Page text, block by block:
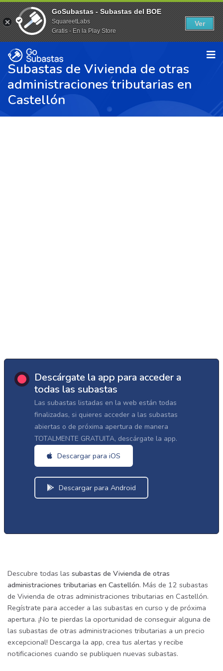
Subastas de Vivienda de otras
administraciones tributarias en
Castellón
Descárgate la app para acceder a
todas las subastas
Las subastas listadas en la web están todas
finalizadas, si quieres acceder a las subastas
abiertas o de próxima apertura de manera
TOTALMENTE GRATUITA, descárgate la app.
Descargar para iOS
Descargar para Android
Descubre todas las subastas de Vivienda de otras
administraciones tributarias en Castellón. Más de 12 subastas
de Vivienda de otras administraciones tributarias en Castellón.
Regístrate para acceder a las subastas en curso y de próxima
apertura. ¡No te pierdas la oportunidad de conseguir alguna de
las subastas de otras administraciones tributarias a un precio
excepcional! Descarga la app, crea tus alertas y recibe
notificaciones cuando se publiquen nuevas subastas.
GoSubastas - Subastas del BOE
SquareetLabs
Gratis - En la Play Store
Ver